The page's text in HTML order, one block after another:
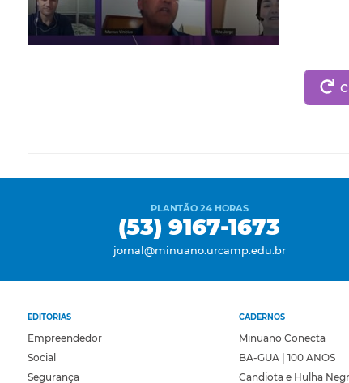
PLANTÃO 24 HORAS
(53) 9167-1673
jornal@minuano.urcamp.edu.br
EDITORIAS
Empreendedor
Social
Segurança
CADERNOS
Minuano Conecta
BA-GUA | 100 ANOS
Candiota e Hulha